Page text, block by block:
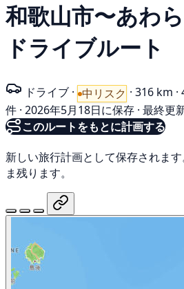
和歌山市〜あわ
ドライブルート
ドライブ · 中リスク · 316 km ·
件 · 2026年5月18日に保存 · 最終更
このルートをもとに計画する
新しい旅行計画として保存されま
ま残ります。